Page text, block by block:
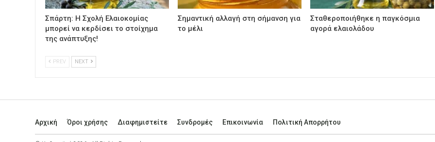
Σπάρτη: Η Σχολή Ελαιοκομίας
μπορεί να κερδίσει το στοίχημα
της ανάπτυξης!
Σημαντική αλλαγή στη σήμανση για
το μέλι
Σταθεροποιήθηκε η παγκόσμια
αγορά ελαιολάδου
PREV NEXT
Αρχική Όροι χρήσης Διαφημιστείτε Συνδρομές Επικοινωνία Πολιτική Απορρήτου